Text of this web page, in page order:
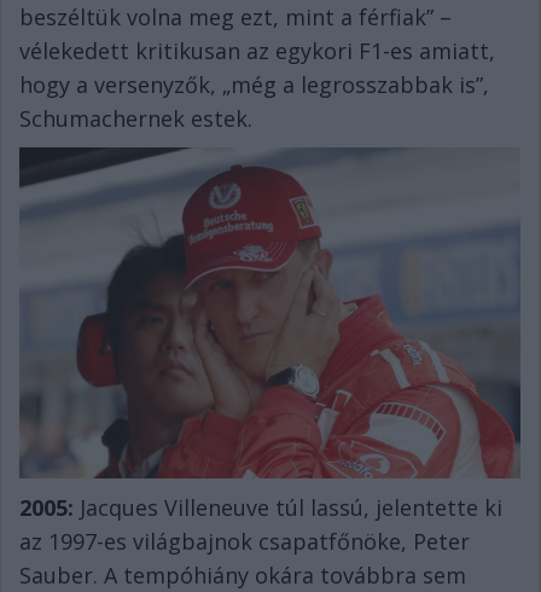
beszéltük volna meg ezt, mint a férfiak” –
vélekedett kritikusan az egykori F1-es amiatt,
hogy a versenyzők, „még a legrosszabbak is”,
Schumachernek estek.
2005: Jacques Villeneuve túl lassú, jelentette ki
az 1997-es világbajnok csapatfőnöke, Peter
Sauber. A tempóhiány okára továbbra sem